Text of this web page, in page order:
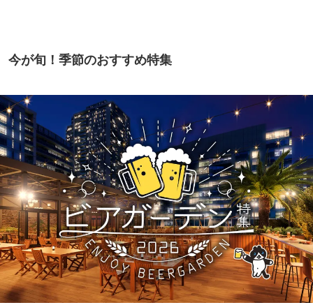
今が旬！季節のおすすめ特集